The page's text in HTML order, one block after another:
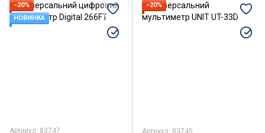
−20%
НОВИНКА
Артикул: 83747
−20%